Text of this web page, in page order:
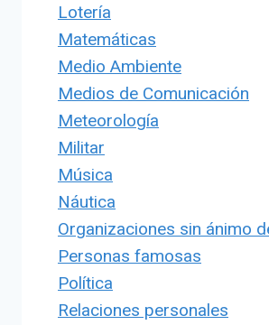
Lotería
Matemáticas
Medio Ambiente
Medios de Comunicación
Meteorología
Militar
Música
Náutica
Organizaciones sin ánimo
Personas famosas
Política
Relaciones personales